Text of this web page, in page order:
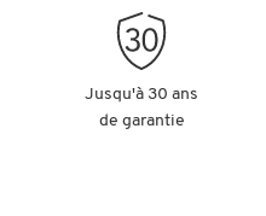
Jusqu'à 30 ans
de garantie